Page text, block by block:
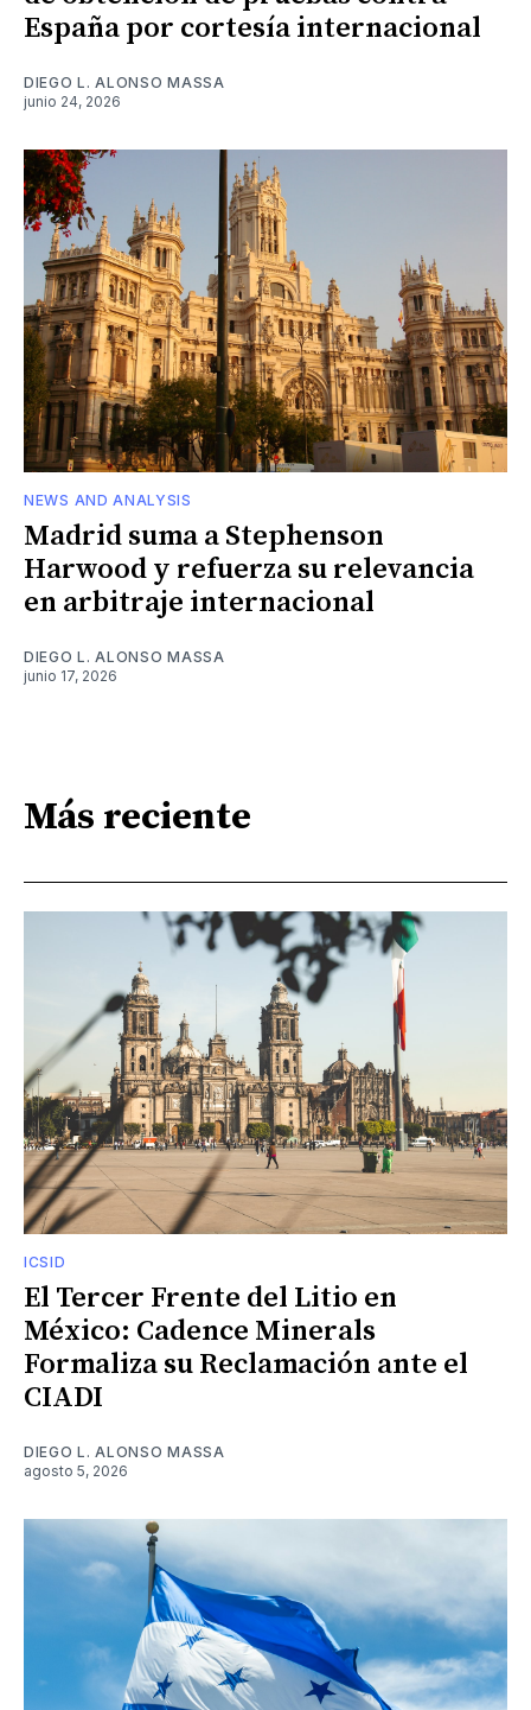
España por cortesía internacional
DIEGO L. ALONSO MASSA
junio 24, 2026
NEWS AND ANALYSIS
Madrid suma a Stephenson
Harwood y refuerza su relevancia
en arbitraje internacional
DIEGO L. ALONSO MASSA
junio 17, 2026
Más reciente
ICSID
El Tercer Frente del Litio en
México: Cadence Minerals
Formaliza su Reclamación ante el
CIADI
DIEGO L. ALONSO MASSA
agosto 5, 2026